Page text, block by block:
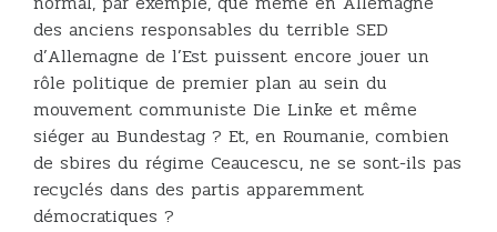
des anciens responsables du terrible SED
d’Allemagne de l’Est puissent encore jouer un
rôle politique de premier plan au sein du
mouvement communiste Die Linke et même
siéger au Bundestag ? Et, en Roumanie, combien
de sbires du régime Ceaucescu, ne se sont-ils pas
recyclés dans des partis apparemment
démocratiques ?